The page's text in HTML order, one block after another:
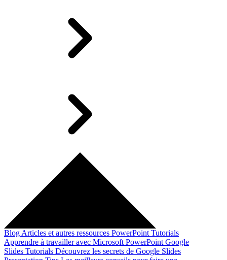
Blog Articles et autres ressources PowerPoint Tutorials
Apprendre à travailler avec Microsoft PowerPoint Google
Slides Tutorials Découvrez les secrets de Google Slides